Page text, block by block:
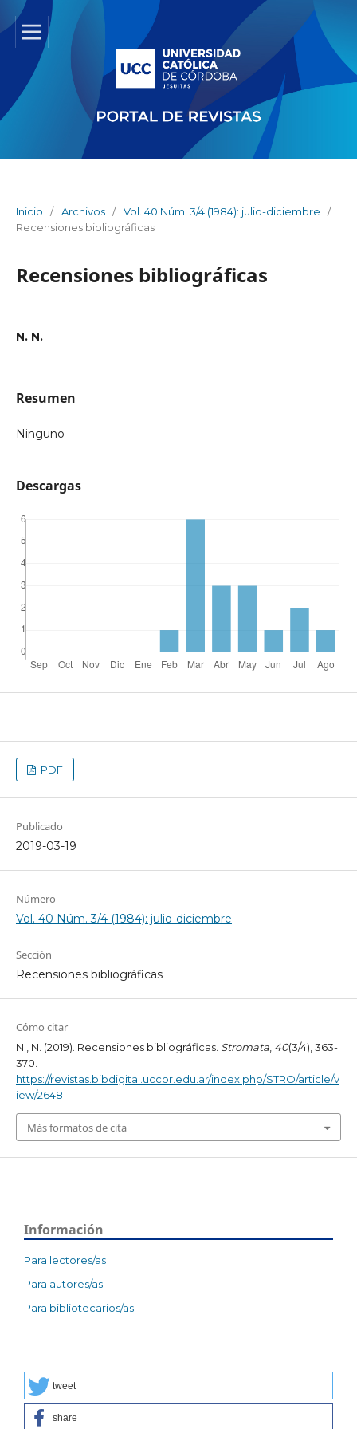
Inicio / Archivos / Vol. 40 Núm. 3/4 (1984): julio-diciembre
/
Recensiones bibliográficas
Recensiones bibliográficas
N. N.
Resumen
Ninguno
Descargas
PDF
Publicado
2019-03-19
Número
Vol. 40 Núm. 3/4 (1984): julio-diciembre
Sección
Recensiones bibliográficas
Cómo citar
N., N. (2019). Recensiones bibliográficas. Stromata, 40(3/4), 363-
370.
https://revistas.bibdigital.uccor.edu.ar/index.php/STRO/article/v
iew/2648
Más formatos de cita
Información
Para lectores/as
Para autores/as
Para bibliotecarios/as
tweet
share